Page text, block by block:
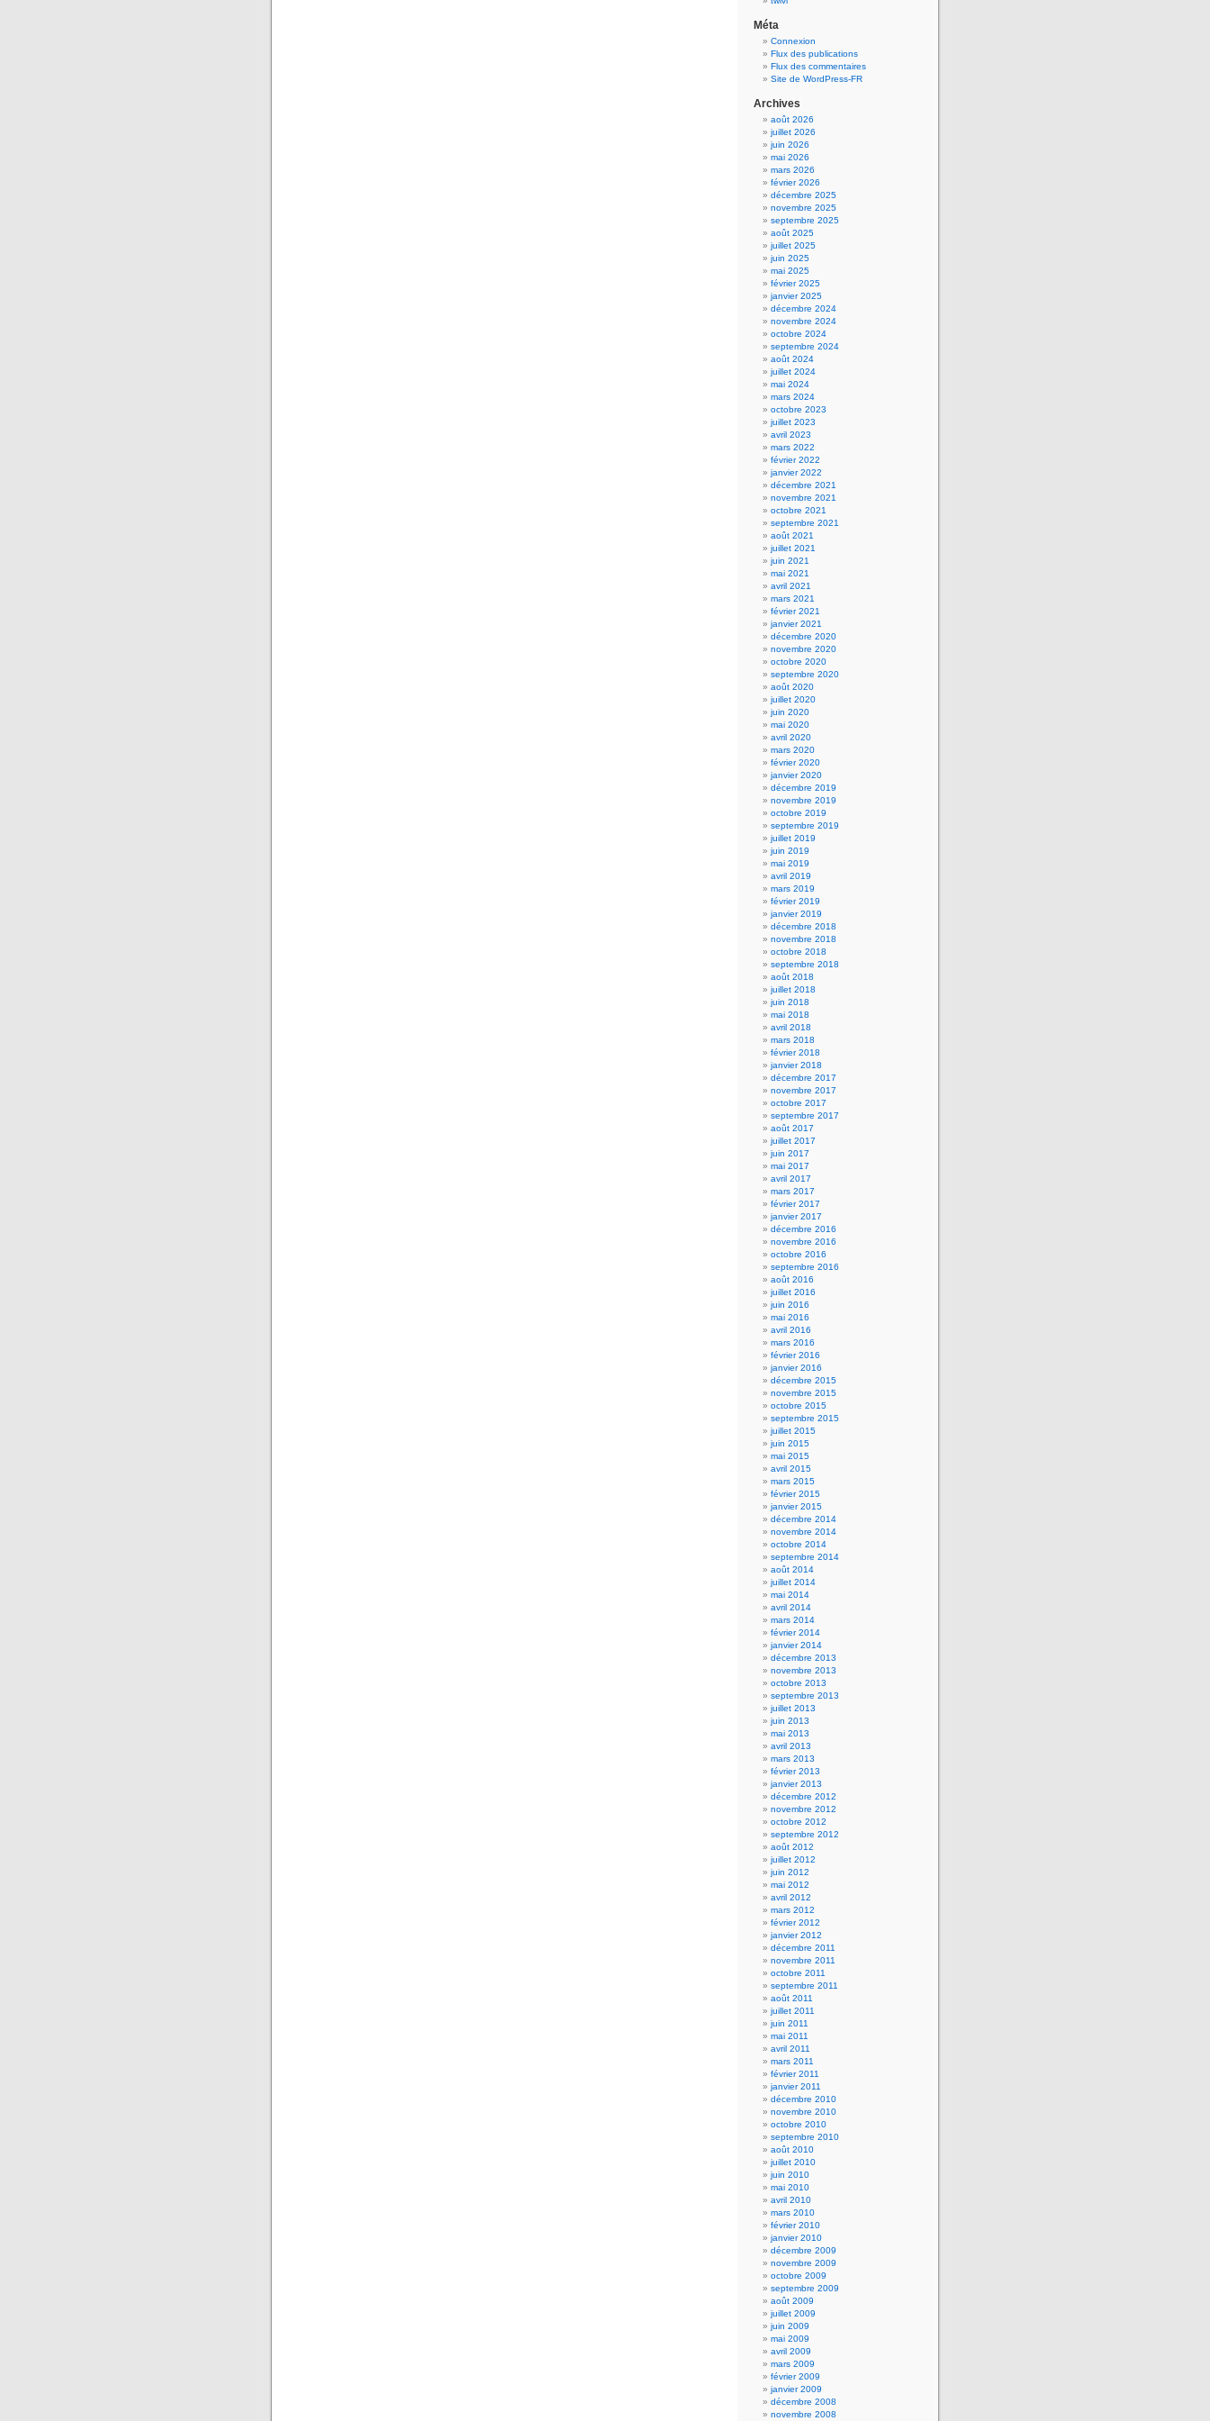
Méta
Connexion
Flux des publications
Flux des commentaires
Site de WordPress-FR
Archives
août 2026
juillet 2026
juin 2026
mai 2026
mars 2026
février 2026
décembre 2025
novembre 2025
septembre 2025
août 2025
juillet 2025
juin 2025
mai 2025
février 2025
janvier 2025
décembre 2024
novembre 2024
octobre 2024
septembre 2024
août 2024
juillet 2024
mai 2024
mars 2024
octobre 2023
juillet 2023
avril 2023
mars 2022
février 2022
janvier 2022
décembre 2021
novembre 2021
octobre 2021
septembre 2021
août 2021
juillet 2021
juin 2021
mai 2021
avril 2021
mars 2021
février 2021
janvier 2021
décembre 2020
novembre 2020
octobre 2020
septembre 2020
août 2020
juillet 2020
juin 2020
mai 2020
avril 2020
mars 2020
février 2020
janvier 2020
décembre 2019
novembre 2019
octobre 2019
septembre 2019
juillet 2019
juin 2019
mai 2019
avril 2019
mars 2019
février 2019
janvier 2019
décembre 2018
novembre 2018
octobre 2018
septembre 2018
août 2018
juillet 2018
juin 2018
mai 2018
avril 2018
mars 2018
février 2018
janvier 2018
décembre 2017
novembre 2017
octobre 2017
septembre 2017
août 2017
juillet 2017
juin 2017
mai 2017
avril 2017
mars 2017
février 2017
janvier 2017
décembre 2016
novembre 2016
octobre 2016
septembre 2016
août 2016
juillet 2016
juin 2016
mai 2016
avril 2016
mars 2016
février 2016
janvier 2016
décembre 2015
novembre 2015
octobre 2015
septembre 2015
juillet 2015
juin 2015
mai 2015
avril 2015
mars 2015
février 2015
janvier 2015
décembre 2014
novembre 2014
octobre 2014
septembre 2014
août 2014
juillet 2014
mai 2014
avril 2014
mars 2014
février 2014
janvier 2014
décembre 2013
novembre 2013
octobre 2013
septembre 2013
juillet 2013
juin 2013
mai 2013
avril 2013
mars 2013
février 2013
janvier 2013
décembre 2012
novembre 2012
octobre 2012
septembre 2012
août 2012
juillet 2012
juin 2012
mai 2012
avril 2012
mars 2012
février 2012
janvier 2012
décembre 2011
novembre 2011
octobre 2011
septembre 2011
août 2011
juillet 2011
juin 2011
mai 2011
avril 2011
mars 2011
février 2011
janvier 2011
décembre 2010
novembre 2010
octobre 2010
septembre 2010
août 2010
juillet 2010
juin 2010
mai 2010
avril 2010
mars 2010
février 2010
janvier 2010
décembre 2009
novembre 2009
octobre 2009
septembre 2009
août 2009
juillet 2009
juin 2009
mai 2009
avril 2009
mars 2009
février 2009
janvier 2009
décembre 2008
novembre 2008